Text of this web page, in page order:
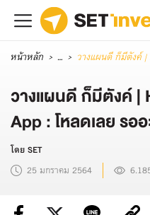
หน้าหลัก ... วางแผนดี ก็มีตังค์ |
วางแผนดี ก็มีตังค์ |
App : โหลดเลย รออ
โดย SET
25 มกราคม 2564